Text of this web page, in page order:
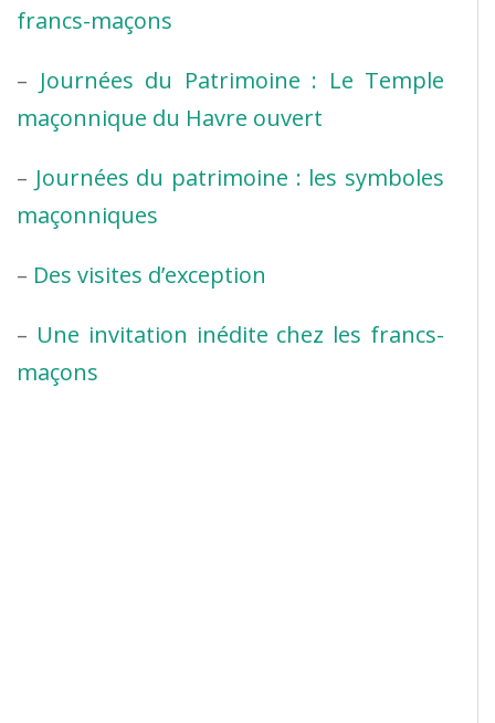
francs-maçons
– Journées du Patrimoine : Le Temple
maçonnique du Havre ouvert
– Journées du patrimoine : les symboles
maçonniques
– Des visites d’exception
– Une invitation inédite chez les francs-
maçons